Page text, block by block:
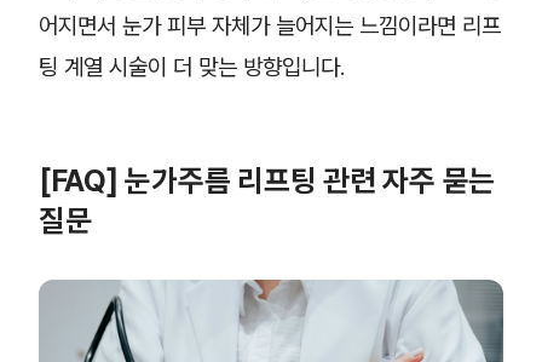
어지면서 눈가 피부 자체가 늘어지는 느낌이라면 리프
팅 계열 시술이 더 맞는 방향입니다.
[FAQ] 눈가주름 리프팅 관련 자주 묻는
질문